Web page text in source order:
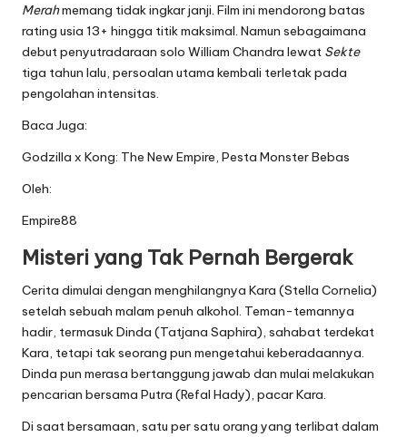
Merahmemang tidak ingkar janji. Film ini mendorong batas
rating usia 13+ hingga titik maksimal. Namun sebagaimana
debut penyutradaraan solo William Chandra lewat Sekte
tiga tahun lalu, persoalan utama kembali terletak pada
pengolahan intensitas.
Baca Juga:
Godzilla x Kong: The New Empire, Pesta Monster Bebas
Oleh:
Empire88
Misteri yang Tak Pernah Bergerak
Cerita dimulai dengan menghilangnya Kara (Stella Cornelia)
setelah sebuah malam penuh alkohol. Teman-temannya
hadir, termasuk Dinda (Tatjana Saphira), sahabat terdekat
Kara, tetapi tak seorang pun mengetahui keberadaannya.
Dinda pun merasa bertanggung jawab dan mulai melakukan
pencarian bersama Putra (Refal Hady), pacar Kara.
Di saat bersamaan, satu per satu orang yang terlibat dalam